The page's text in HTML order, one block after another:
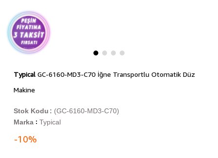
TypicalGC-6160-MD3-C70 İğne Transportlu Otomatik Düz
Makine
(GC-6160-MD3-C70)
Stok Kodu
Marka : Typical
-10%